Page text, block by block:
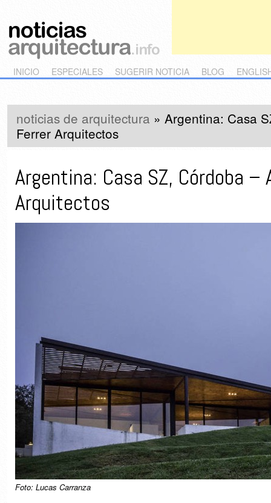
Main menu
Skip to primary content
Skip to secondary content
INICIO ESPECIALES SUGERIR NOTICIA BLOG
noticias de arquitectura » Argentina: Casa
Ferrer Arquitectos
Argentina: Casa SZ, Córdoba –
Arquitectos
Foto: Lucas Carranza